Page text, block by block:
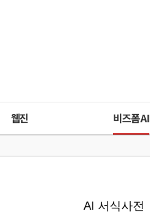
웹진 비즈폼 AI
AI 서식사전